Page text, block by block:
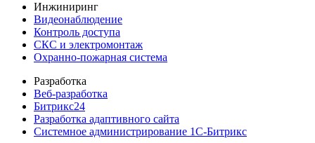
Инжиниринг
Видео­наблюдение
Контроль доступа
СКС и электро­монтаж
Охранно-пожарная система
Разработка
Веб-разработка
Битрикс24
Разработка адаптивного сайта
Системное администрирование 1С-Битрикс